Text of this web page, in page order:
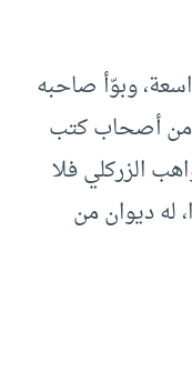
وبوّأ صاحبه
من أصحاب كتب
الزركلي فلا
له ديوان من